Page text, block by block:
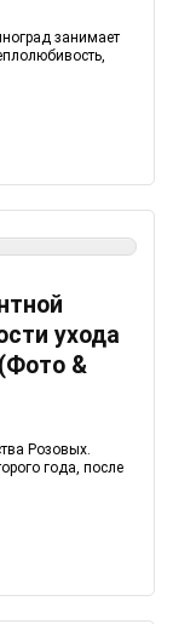
занимает
ухода
&
Розовых.
года, после